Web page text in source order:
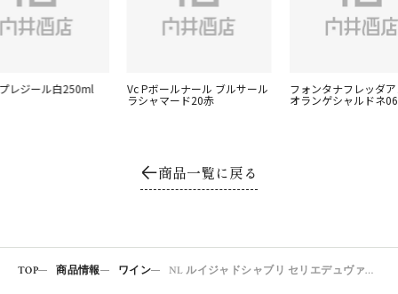
レジール白250ml Vc Pボールナール ブルサール
ラシャマード20赤
フォンタナフレッダ
オランゲシャルドネ
商品一覧に戻る
TOP 商品情報 ワイン NL ルイジャドシャブリ セリエデュヴァルヴァン 750ML